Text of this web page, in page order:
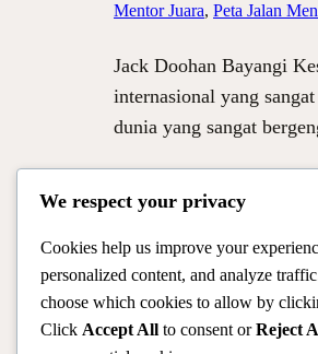
Mentor Juara, Peta Jalan
Jack Doohan Bayangi
internasional yang
dunia yang sangat
We respect your privacy
Cookies help us improve your
personalized content, and analyze
choose which cookies to allow by
Click Accept All to consent orReject